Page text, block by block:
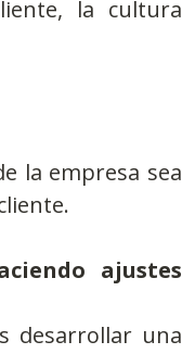
la cultura
la empresa sea
ajustes
desarrollar una